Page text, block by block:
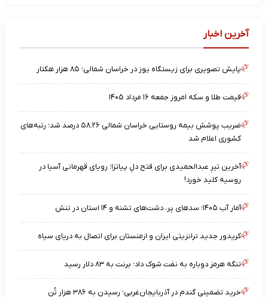
آخرین اخبار
پایش تصویری برای زیستگاه یوز در خراسان شمالی؛ ۸۵ هزار هکتار
قیمت طلا و سکه امروز جمعه ۱۶ مرداد ۱۴۰۵
ضریب پوشش بیمه روستایی خراسان شمالی ۵۸.۲۶ درصد شد؛ رتبه‌های
کشوری اعلام شد
آخرین تیرِ عبدالحمیدی برای فتح دلِ پیاتزا؛ رویای قهرمانی آسیا در
روسیه کلید خورد!
آمار آب ۱۴۰۵؛ سدهای پر، دشت‌های تشنه و ۱۴ استان در تنش
کریدور جدید ترانزیتی ایران و ارمنستان برای اتصال به دریای سیاه
تنگه هرمز دوباره به نفت شوک داد؛ برنت به ۸۳ دلار رسید
خرید تضمینی گندم در آذربایجان‌غربی؛ رسیدن به ۳۸۶ هزار تُن